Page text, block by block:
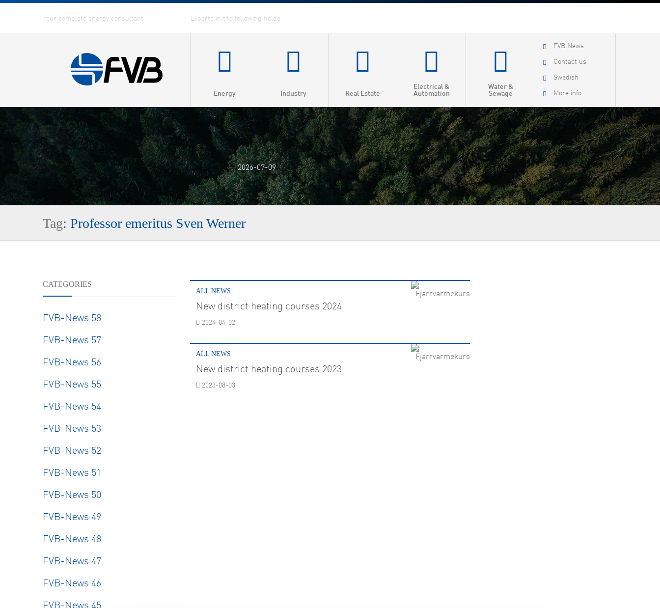
Energy
Combined Heat & Power
District heating
District cooling
Energy efficiency
Research & Development
Industry Real Estate
Electrical &
Automation
Water &
Sewage
FVB News
Contact us
Swedish
More info
About FVB
R & D
Education
About Cookies
2026-07-09
Tag: Professor emeritus Sven Werner
CATEGORIES
FVB-News 58
FVB-News 57
FVB-News 56
FVB-News 55
FVB-News 54
FVB-News 53
FVB-News 52
FVB-News 51
FVB-News 50
FVB-News 49
FVB-News 48
FVB-News 47
FVB-News 46
FVB-News 45
ALL NEWS
New district heating courses 2024
2024-04-02
ALL NEWS
New district heating courses 2023
2023-08-03